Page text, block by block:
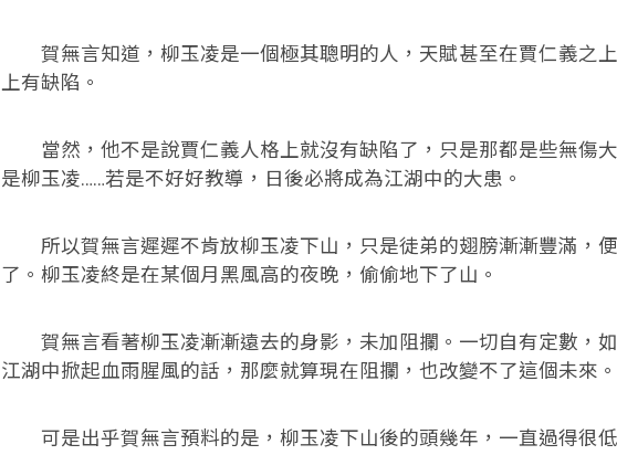
賀無言知道，柳玉凌是一個極其聰明的人，天賦甚至在賈仁義之
上有缺陷。
當然，他不是說賈仁義人格上就沒有缺陷了，只是那都是些無傷
是柳玉凌……若是不好好教導，日後必將成為江湖中的大患。
所以賀無言遲遲不肯放柳玉凌下山，只是徒弟的翅膀漸漸豐滿，
了。柳玉凌終是在某個月黑風高的夜晚，偷偷地下了山。
賀無言看著柳玉凌漸漸遠去的身影，未加阻攔。一切自有定數，
江湖中掀起血雨腥風的話，那麼就算現在阻攔，也改變不了這個未來。
可是出乎賀無言預料的是，柳玉凌下山後的頭幾年，一直過得很低